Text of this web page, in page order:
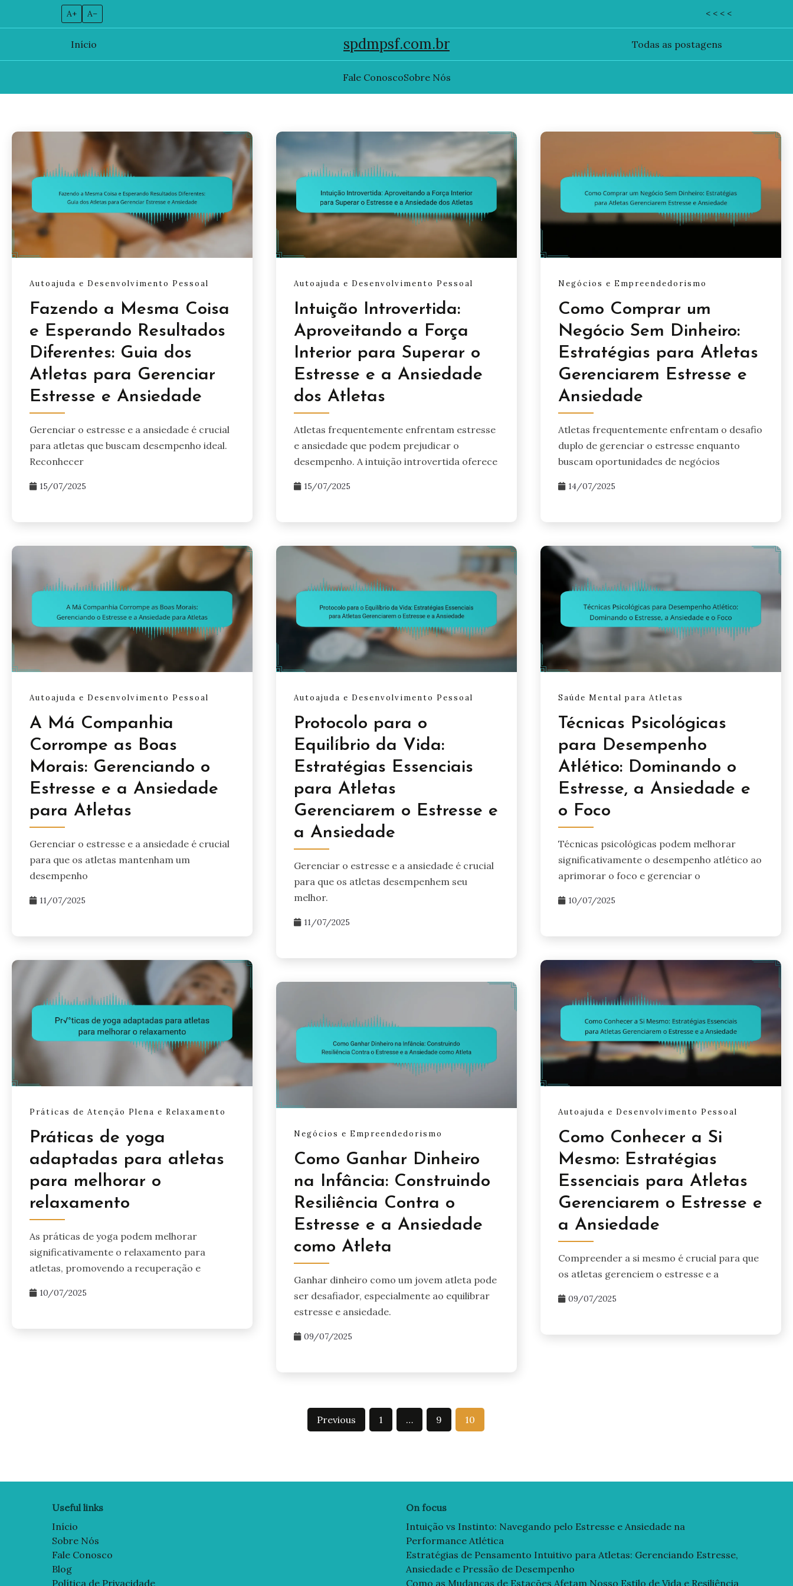
A+ A– < < < <
Início spdmpsf.com.br Todas as postagens
Fale ConoscoSobre Nós
content
Autoajuda e Desenvolvimento Pessoal
Fazendo a Mesma Coisa
e Esperando Resultados
Diferentes: Guia dos
Atletas para Gerenciar
Estresse e Ansiedade
Gerenciar o estresse e a ansiedade é crucial
para atletas que buscam desempenho ideal.
Reconhecer
15/07/2025
Autoajuda e Desenvolvimento Pessoal
Intuição Introvertida:
Aproveitando a Força
Interior para Superar o
Estresse e a Ansiedade
dos Atletas
Atletas frequentemente enfrentam estresse
e ansiedade que podem prejudicar o
desempenho. A intuição introvertida oferece
15/07/2025
Negócios e Empreendedorismo
Como Comprar um
Negócio Sem Dinheiro:
Estratégias para Atletas
Gerenciarem Estresse e
Ansiedade
Atletas frequentemente enfrentam o desafio
duplo de gerenciar o estresse enquanto
buscam oportunidades de negócios
14/07/2025
Autoajuda e Desenvolvimento Pessoal
A Má Companhia
Corrompe as Boas
Morais: Gerenciando o
Estresse e a Ansiedade
para Atletas
Gerenciar o estresse e a ansiedade é crucial
para que os atletas mantenham um
desempenho
11/07/2025
Autoajuda e Desenvolvimento Pessoal
Protocolo para o
Equilíbrio da Vida:
Estratégias Essenciais
para Atletas
Gerenciarem o Estresse e
a Ansiedade
Gerenciar o estresse e a ansiedade é crucial
para que os atletas desempenhem seu
melhor.
11/07/2025
Saúde Mental para Atletas
Técnicas Psicológicas
para Desempenho
Atlético: Dominando o
Estresse, a Ansiedade e
o Foco
Técnicas psicológicas podem melhorar
significativamente o desempenho atlético ao
aprimorar o foco e gerenciar o
10/07/2025
Práticas de Atenção Plena e Relaxamento
Práticas de yoga
adaptadas para atletas
para melhorar o
relaxamento
As práticas de yoga podem melhorar
significativamente o relaxamento para
atletas, promovendo a recuperação e
10/07/2025
Autoajuda e Desenvolvimento Pessoal
Como Conhecer a Si
Mesmo: Estratégias
Essenciais para Atletas
Gerenciarem o Estresse e
a Ansiedade
Compreender a si mesmo é crucial para que
os atletas gerenciem o estresse e a
09/07/2025
Negócios e Empreendedorismo
Como Ganhar Dinheiro
na Infância: Construindo
Resiliência Contra o
Estresse e a Ansiedade
como Atleta
Ganhar dinheiro como um jovem atleta pode
ser desafiador, especialmente ao equilibrar
estresse e ansiedade.
09/07/2025
Previous 1 … 9 10
Useful links
Início
Sobre Nós
Fale Conosco
Blog
Política de Privacidade
On focus
Intuição vs Instinto: Navegando pelo Estresse e Ansiedade na
Performance Atlética
Estratégias de Pensamento Intuitivo para Atletas: Gerenciando Estresse,
Ansiedade e Pressão de Desempenho
Como as Mudanças de Estações Afetam Nosso Estilo de Vida e Resiliência